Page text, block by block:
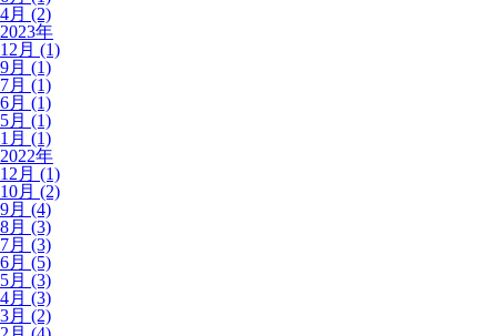
4月 (2)
2023年
12月 (1)
9月 (1)
7月 (1)
6月 (1)
5月 (1)
1月 (1)
2022年
12月 (1)
10月 (2)
9月 (4)
8月 (3)
7月 (3)
6月 (5)
5月 (3)
4月 (3)
3月 (2)